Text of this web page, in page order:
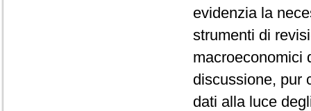
evidenzia la
strumenti di
macroeconomici
discussione, pur
dati alla luce